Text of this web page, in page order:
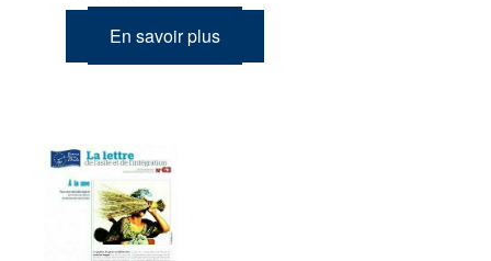
En savoir plus